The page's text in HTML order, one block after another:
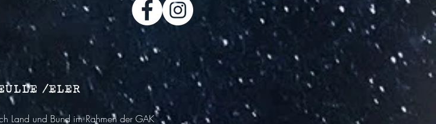
/ELER
Land und Bund im Rahmen der GAK